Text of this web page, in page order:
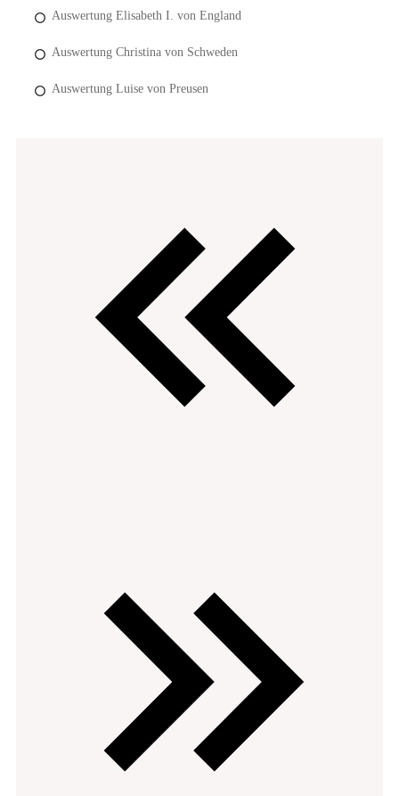
Auswertung Elisabeth I. von England
Auswertung Christina von Schweden
Auswertung Luise von Preusen